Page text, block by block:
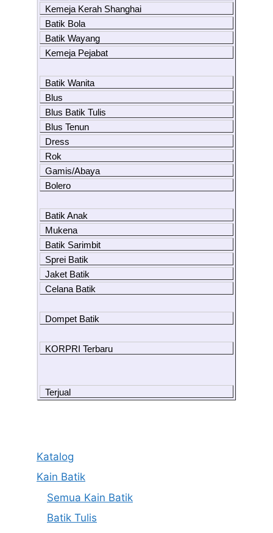
Kemeja Kerah Shanghai
Batik Bola
Batik Wayang
Kemeja Pejabat
Batik Wanita
Blus
Blus Batik Tulis
Blus Tenun
Dress
Rok
Gamis/Abaya
Bolero
Batik Anak
Mukena
Batik Sarimbit
Sprei Batik
Jaket Batik
Celana Batik
Dompet Batik
KORPRI Terbaru
Terjual
Katalog
Kain Batik
Semua Kain Batik
Batik Tulis